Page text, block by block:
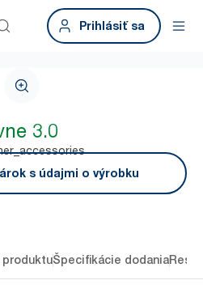
Prihlásiť sa
3.0
s údajmi o výrobku
Špecifikácie dodania